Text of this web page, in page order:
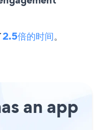
2.5倍的时间。
an app